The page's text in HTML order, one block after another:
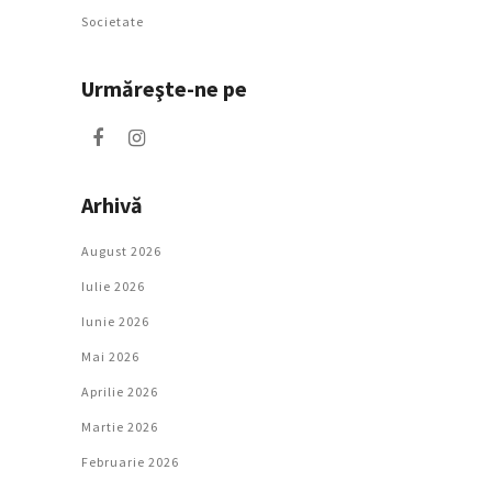
Societate
Urmăreşte-ne pe
Arhivă
August 2026
Iulie 2026
Iunie 2026
Mai 2026
Aprilie 2026
Martie 2026
Februarie 2026